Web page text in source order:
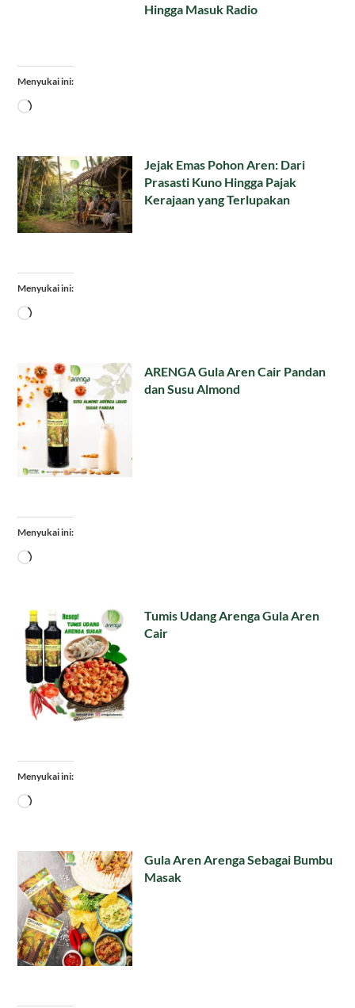
Hingga Masuk Radio
Menyukai ini:
Memuat...
Jejak Emas Pohon Aren: Dari
Prasasti Kuno Hingga Pajak
Kerajaan yang Terlupakan
Menyukai ini:
Memuat...
ARENGA Gula Aren Cair Pandan
dan Susu Almond
Menyukai ini:
Memuat...
Tumis Udang Arenga Gula Aren
Cair
Menyukai ini:
Memuat...
Gula Aren Arenga Sebagai Bumbu
Masak